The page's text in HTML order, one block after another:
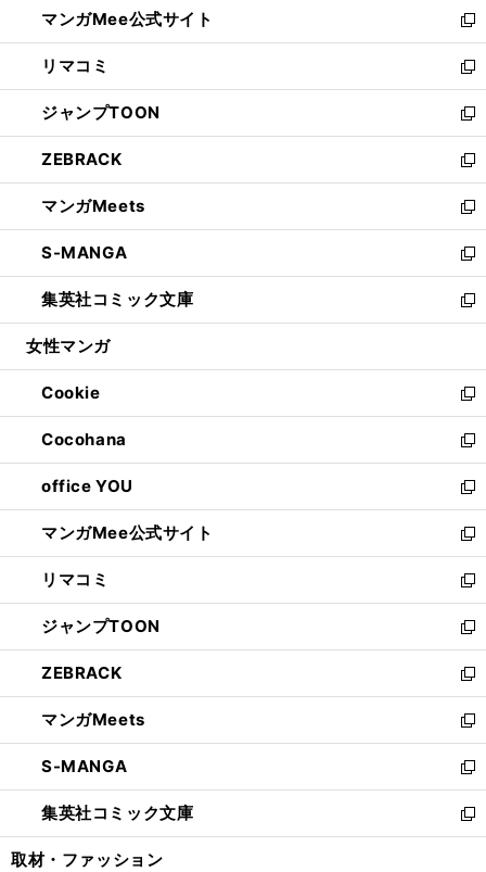
く
ド
ウ
で
開
く
ィ
ン
ド
ウ
で
開
く
い
ウ
ィ
ン
ド
ウ
で
開
く
マンガMee公式サイト
新
し
い
ウ
ィ
ン
ド
ウ
で
開
く
リマコミ
新
し
い
ウ
ィ
ン
ド
ウ
で
開
く
ジャンプTOON
新
し
い
ウ
ィ
ン
ド
ウ
で
開
ZEBRACK
新
し
い
ウ
ィ
ン
ド
ウ
開
く
マンガMeets
新
し
い
ウ
ィ
ン
ウ
で
開
く
S-MANGA
新
し
い
ウ
ン
ド
ウ
で
開
く
集英社コミック文庫
新
し
ウ
ィ
ン
ド
ウ
で
開
く
女性マンガ
Cookie
新
し
い
ウ
ィ
ン
ド
ウ
で
開
く
Cocohana
新
し
い
ウ
ィ
ン
ド
ウ
で
開
く
office YOU
新
し
い
ウ
ィ
ン
ド
ウ
で
開
く
マンガMee公式サイト
新
し
い
ウ
ィ
ン
ド
ウ
で
開
く
リマコミ
新
し
い
ウ
ィ
ン
ド
ウ
で
開
く
ジャンプTOON
新
し
い
ウ
ィ
ン
ド
ウ
で
開
ZEBRACK
新
し
い
ウ
ィ
ン
ド
ウ
マンガMeets
新
し
い
ウ
ィ
ン
S-MANGA
新
し
い
ウ
集英社コミック文庫
新
し
取材・ファッション